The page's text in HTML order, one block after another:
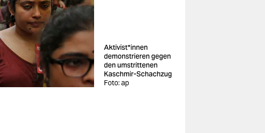
Aktivist*innen
demonstrieren gegen
den umstrittenen
Kaschmir-Schachzug
Foto: ap